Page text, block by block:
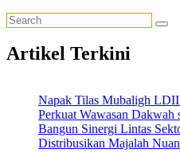
Artikel Terkini
Napak Tilas Mubaligh LDII
Perkuat Wawasan Dakwah
Bangun Sinergi Lintas
Distribusikan Majalah